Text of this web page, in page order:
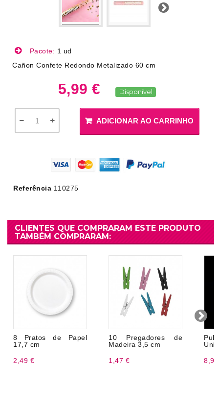
Próximo
Pacote: 1 ud
Cañon Confete Redondo Metalizado 60 cm
5,99 € Disponível
ADICIONAR AO CARRINHO
Referência 110275
CLIENTES QUE COMPRARAM ESTE PRODUTO
TAMBÉM COMPRARAM:
8 Pratos de Papel
17,7 cm
2,49 €
10 Pregadores de
Madeira 3,5 cm
1,47 €